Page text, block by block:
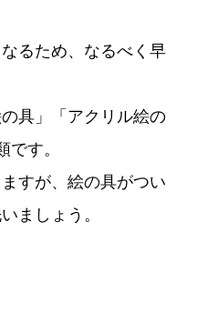
るため、なるべく早
具」「アクリル絵の
す。
すが、絵の具がつい
ましょう。